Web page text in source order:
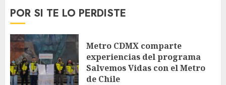
POR SI TE LO PERDISTE
Metro CDMX comparte
experiencias del programa
Salvemos Vidas con el Metro
de Chile